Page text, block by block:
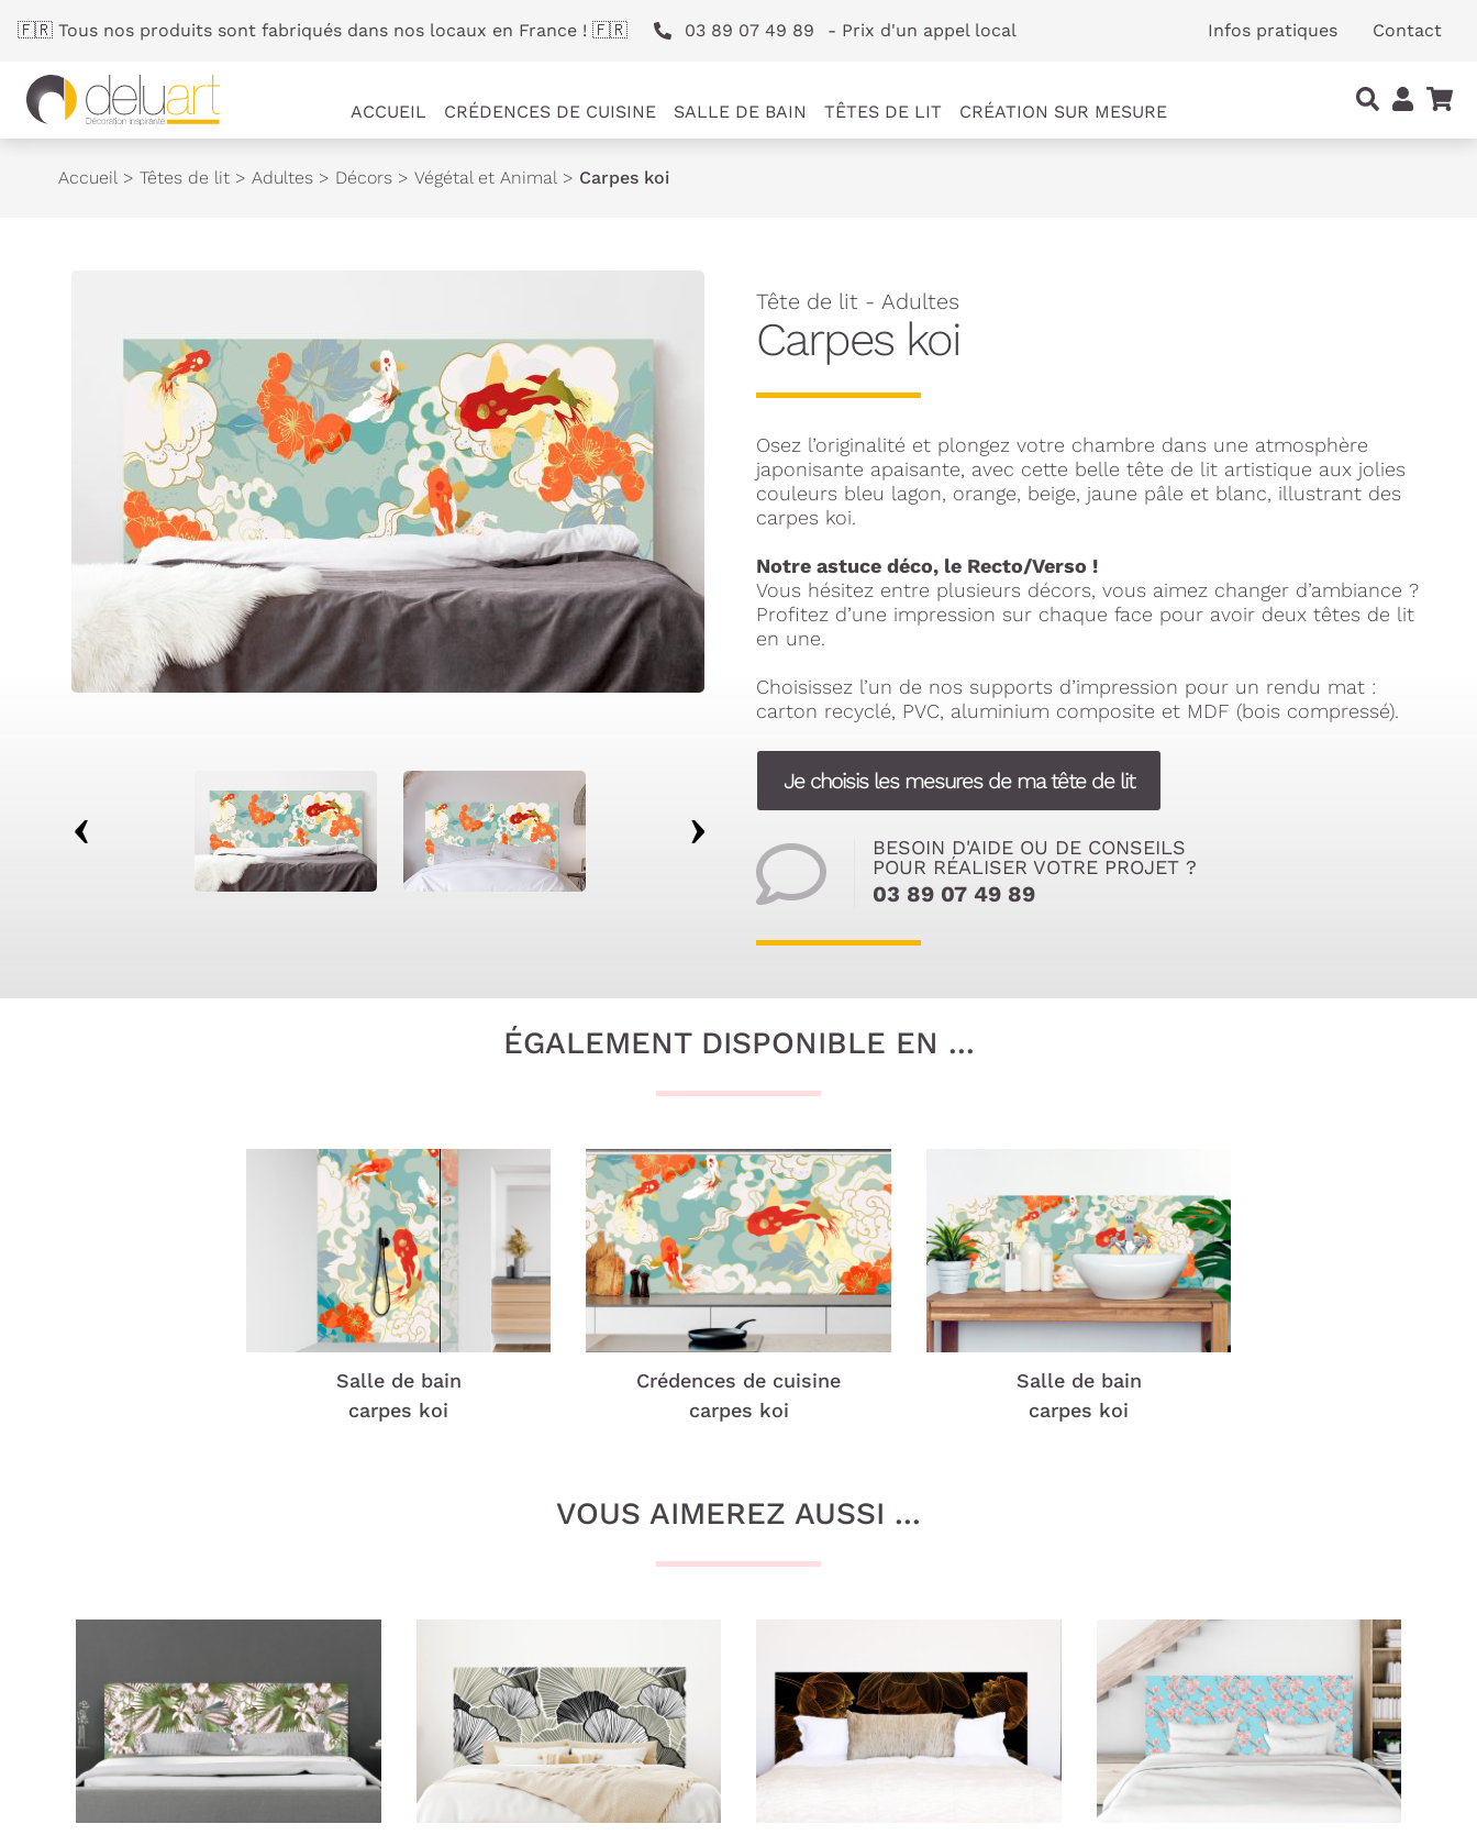
🇫🇷 Tous nos produits sont fabriqués dans nos locaux en France ! 🇫🇷 03 89 07 49 89 - Prix d'un appel local Infos pratiques Contact
ACCUEIL CRÉDENCES DE CUISINE SALLE DE BAIN TÊTES DE LIT CRÉATION SUR MESURE
Accueil > Têtes de lit > Adultes > Décors > Végétal et Animal > Carpes koi
Tête de lit - Adultes
Carpes koi
Osez l’originalité et plongez votre chambre dans une atmosphère
japonisante apaisante, avec cette belle tête de lit artistique aux jolies
couleurs bleu lagon, orange, beige, jaune pâle et blanc, illustrant des
carpes koi.
Notre astuce déco, le Recto/Verso !
Vous hésitez entre plusieurs décors, vous aimez changer d’ambiance ?
Profitez d’une impression sur chaque face pour avoir deux têtes de lit
en une.
Choisissez l’un de nos supports d’impression pour un rendu mat :
carton recyclé, PVC, aluminium composite et MDF (bois compressé).
Je choisis les mesures de ma tête de lit
BESOIN D'AIDE OU DE CONSEILS
POUR RÉALISER VOTRE PROJET ?
03 89 07 49 89
ÉGALEMENT DISPONIBLE EN ...
Salle de bain
carpes koi
Crédences de cuisine
carpes koi
Salle de bain
carpes koi
VOUS AIMEREZ AUSSI ...